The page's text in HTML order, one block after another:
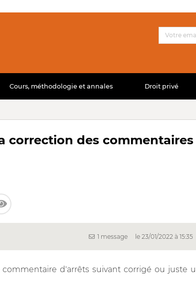
Cours, méthodologie et annales Droit privé
correction des commentaires
1 message le 23/01/2022 à 15:35
d'arrêts suivant corrigé ou juste